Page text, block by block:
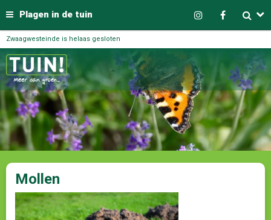
Plagen in de tuin
Zwaagwesteinde is helaas gesloten
Mollen